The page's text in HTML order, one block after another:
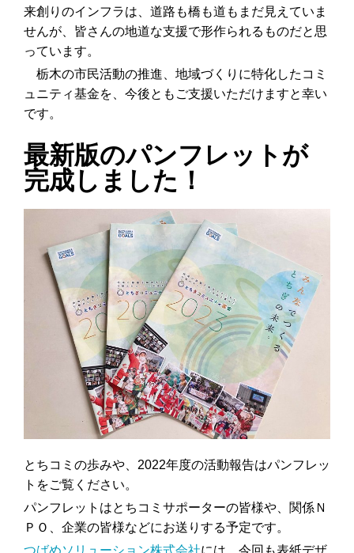
来創りのインフラは、道路も橋も道もまだ見えていま
せんが、皆さんの地道な支援で形作られるものだと思
っています。
栃木の市民活動の推進、地域づくりに特化したコミ
ュニティ基金を、今後ともご支援いただけますと幸い
です。
最新版のパンフレットが
完成しました！
とちコミの歩みや、2022年度の活動報告はパンフレッ
トをご覧ください。
パンフレットはとちコミサポーターの皆様や、関係Ｎ
ＰＯ、企業の皆様などにお送りする予定です。